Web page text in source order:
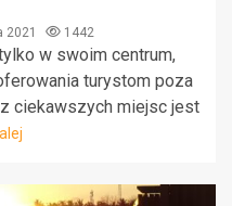
2021 1442
w swoim centrum,
turystom poza
ciekawszych miejsc jest